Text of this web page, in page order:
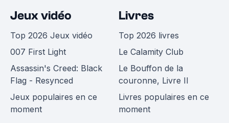
Jeux vidéo
Top 2026 Jeux vidéo
007 First Light
Assassin's Creed: Black
Flag - Resynced
Jeux populaires en ce
moment
Livres
Top 2026 livres
Le Calamity Club
Le Bouffon de la
couronne, Livre II
Livres populaires en ce
moment